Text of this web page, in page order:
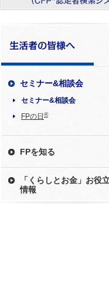
セミナー&相談会
セミナー&相談会
FPの日 ®
FPを知る
「くらしとお金」お役
情報